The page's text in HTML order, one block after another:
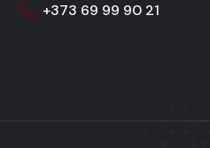
+373 69 99 90 21